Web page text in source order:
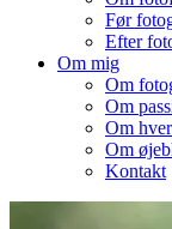
Før
Efter
Om mig
Om
Om
Om
Om
Kontakt